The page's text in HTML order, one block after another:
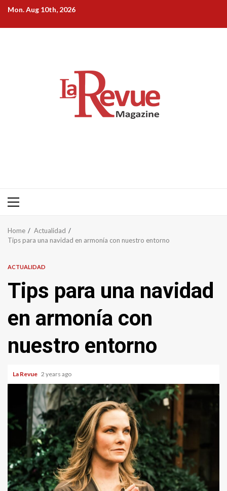
Skip
content
Mon. Aug 10th, 2026
Primary
Home
Actualidad
Tips para una navidad en armonía con nuestro entorno
ACTUALIDAD
Tips para una navidad
en armonía con
nuestro entorno
La Revue 2 years ago